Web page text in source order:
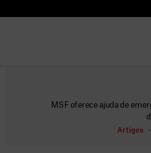
MSF oferece ajuda de
Artigos